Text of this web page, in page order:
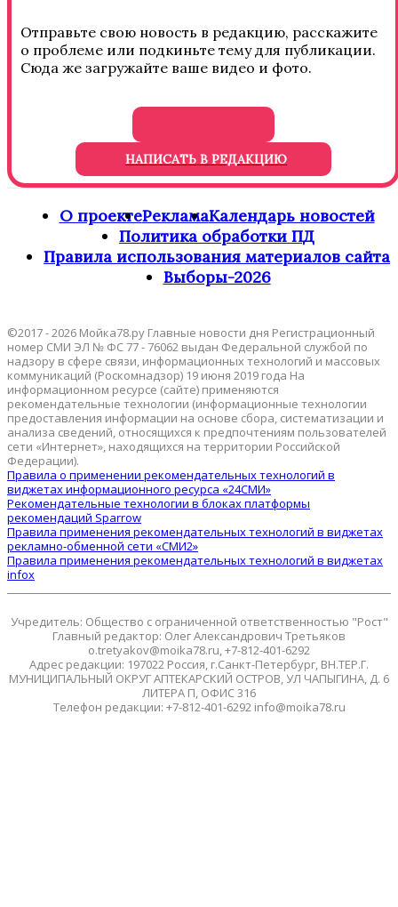
Отправьте свою новость в редакцию, расскажите
о проблеме или подкиньте тему для публикации.
Сюда же загружайте ваше видео и фото.
НАПИСАТЬ В РЕДАКЦИЮ
О проектеРекламаКалендарь новостей
Политика обработки ПД
Правила использования материалов сайта
Выборы-2026
©2017 - 2026 Мойка78.ру Главные новости дня Регистрационный
номер СМИ ЭЛ № ФС 77 - 76062 выдан Федеральной службой по
надзору в сфере связи, информационных технологий и массовых
коммуникаций (Роскомнадзор) 19 июня 2019 года На
информационном ресурсе (сайте) применяются
рекомендательные технологии (информационные технологии
предоставления информации на основе сбора, систематизации и
анализа сведений, относящихся к предпочтениям пользователей
сети «Интернет», находящихся на территории Российской
Федерации).
Правила о применении рекомендательных технологий в
виджетах информационного ресурса «24СМИ»
Рекомендательные технологии в блоках платформы
рекомендаций Sparrow
Правила применения рекомендательных технологий в виджетах
рекламно-обменной сети «СМИ2»
Правила применения рекомендательных технологий в виджетах
infox
Учредитель: Общество с ограниченной ответственностью "Рост"
Главный редактор: Олег Александрович Третьяков
o.tretyakov@moika78.ru, +7-812-401-6292
Адрес редакции: 197022 Россия, г.Санкт-Петербург, ВН.ТЕР.Г.
МУНИЦИПАЛЬНЫЙ ОКРУГ АПТЕКАРСКИЙ ОСТРОВ, УЛ ЧАПЫГИНА, Д. 6
ЛИТЕРА П, ОФИС 316
Телефон редакции: +7-812-401-6292 info@moika78.ru